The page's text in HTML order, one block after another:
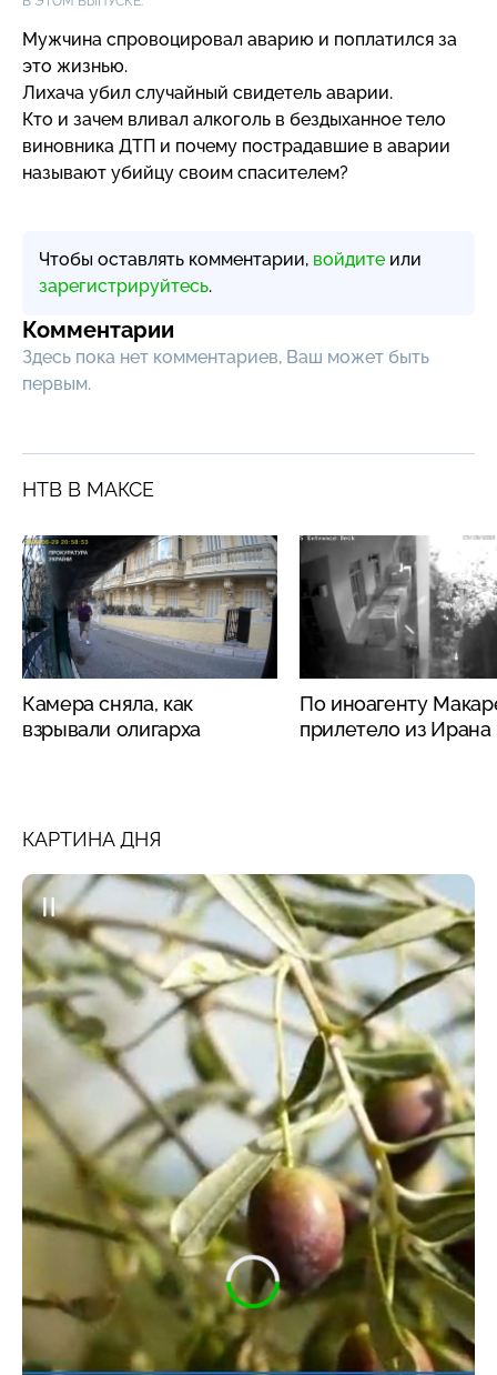
Мужчина спровоцировал аварию и поплатился за
это жизнью.
Лихача убил случайный свидетель аварии.
Кто и зачем вливал алкоголь в бездыханное тело
виновника ДТП и почему пострадавшие в аварии
называют убийцу своим спасителем?
Чтобы оставлять комментарии, войдите или
зарегистрируйтесь.
Комментарии
Здесь пока нет комментариев, Ваш может быть
первым.
НТВ В МАКСЕ
Камера сняла, как
взрывали олигарха
По иноагенту
прилетело из Ирана
КАРТИНА ДНЯ